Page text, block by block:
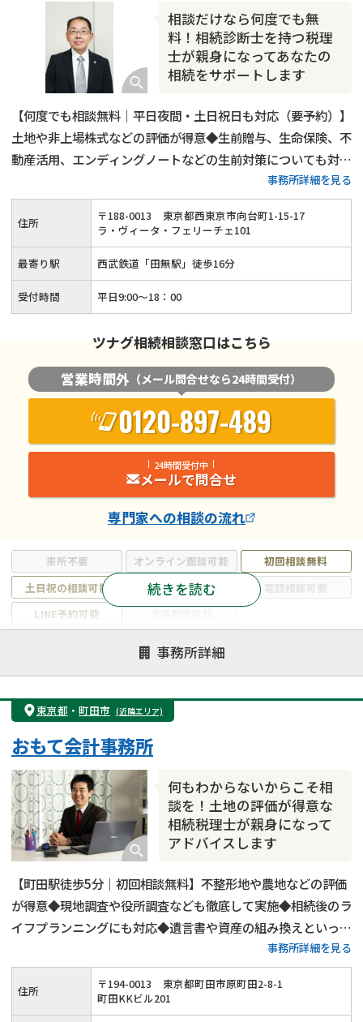
相続財産調査
相続トラブル
相談だけなら何度でも無
料！相続診断士を持つ税理
士が親身になってあなたの
相続をサポートします
【何度でも相談無料｜平日夜間・土日祝日も対応（要予約）】
土地や非上場株式などの評価が得意◆生前贈与、生命保険、不
動産活用、エンディングノートなどの生前対策についても対応
可能◆税理士兼相続診断士が細やかな説明と親身な対応で、ご
依頼者様の相続を最後までしっかりとサポートします！
事務所詳細を見る
来所不要 オンライン面談可能
初回相談無料
土日祝の相談可能
19時以降電話可能
電話相談可能
LINE予約可能
遺言書作成・遺言執行
相続放棄
相続登記
遺産分割
遺留分侵害額請求
相続税申告
相続手続き
銀行手続き
成年後見・任意後見
相続人調査
相続トラブル
続きを読む
住所 〒188-0013
東京都西東京市向台町1-15-17
ラ・ヴィータ・フェリーチェ101
最寄り駅 西武鉄道「田無駅」徒歩16分
受付時間 平日9:00〜18：00
ツナグ相続相談窓口はこちら
営業時間外 （メール問合せなら24時間受付）
0120-897-489
24時間受付中
メールで問合せ
専門家への相談の流れ
事務所詳細
東京都 ・ 町田市 (近隣エリア)
何もわからないからこそ相
談を！土地の評価が得意な
相続税理士が親身になって
アドバイスします
おもて会計事務所
【町田駅徒歩5分｜初回相談無料】不整形地や農地などの評価
が得意◆現地調査や役所調査なども徹底して実施◆相続後のラ
イフプランニングにも対応◆遺言書や資産の組み換えといった
生前対策も可能◆話しやすくて親切な税理士が、お客様の悩み
に寄り添いながら相続税申告をサポートします。
事務所詳細を見る
住所 〒194-0013
東京都町田市原町田2-8-1
町田KKビル201